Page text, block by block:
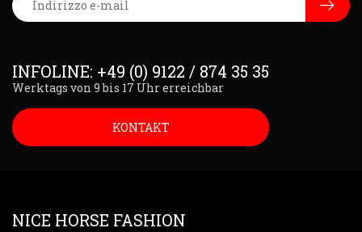
INFOLINE: +49 (0) 9122 / 874 35 35
Werktags von 9 bis 17 Uhr erreichbar
KONTAKT
NICE HORSE FASHION